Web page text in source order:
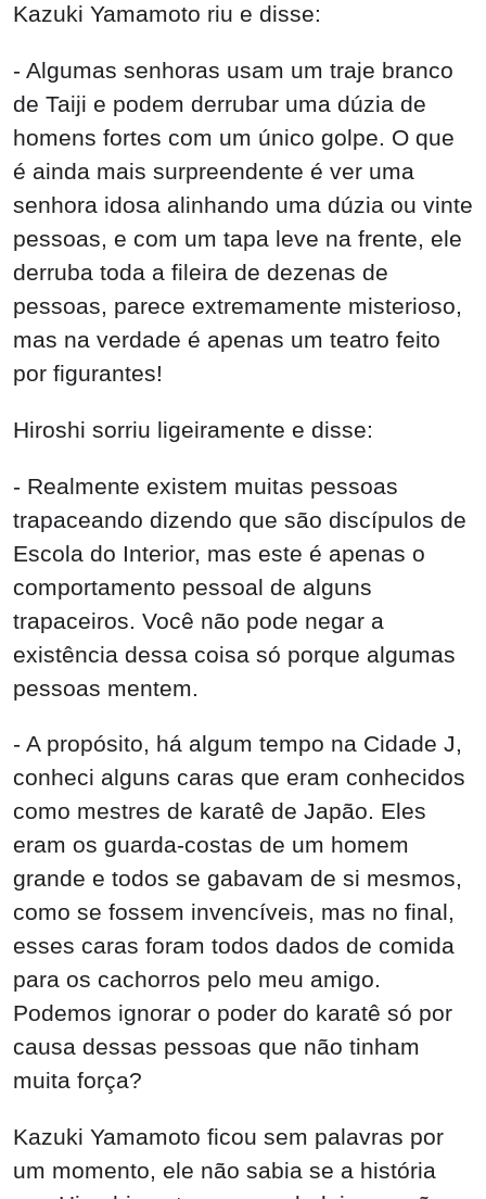
Kazuki Yamamoto riu e disse:
- Algumas senhoras usam um traje branco
de Taiji e podem derrubar uma dúzia de
homens fortes com um único golpe. O que
é ainda mais surpreendente é ver uma
senhora idosa alinhando uma dúzia ou vinte
pessoas, e com um tapa leve na frente, ele
derruba toda a fileira de dezenas de
pessoas, parece extremamente misterioso,
mas na verdade é apenas um teatro feito
por figurantes!